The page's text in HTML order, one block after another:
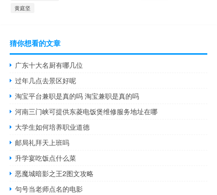
黄庭坚
猜你想看的文章
广东十大名厨有哪几位
过年几点去景区好呢
淘宝平台兼职是真的吗 淘宝兼职是真的吗
河南三门峡可提供东菱电饭煲维修服务地址在哪
大学生如何培养职业道德
邮局礼拜天上班吗
升学宴吃饭点什么菜
恶魔城暗影之王2图文攻略
句号当老师点名的电影